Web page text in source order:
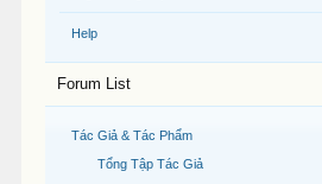
Help
Forum List
Tác Giả & Tác Phẩm
Tổng Tập Tác Giả